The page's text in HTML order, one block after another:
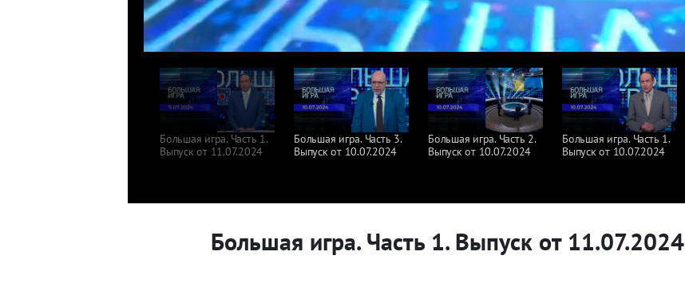
Большая игра. Часть 1.
Выпуск от 11.07.2024
Большая игра. Часть 3.
Выпуск от 10.07.2024
Большая игра. Часть 2.
Выпуск от 10.07.2024
Большая игра. Часть 1.
Выпуск от 10.07.2024
Большая игра. Часть 1. Выпуск от 11.07.2024